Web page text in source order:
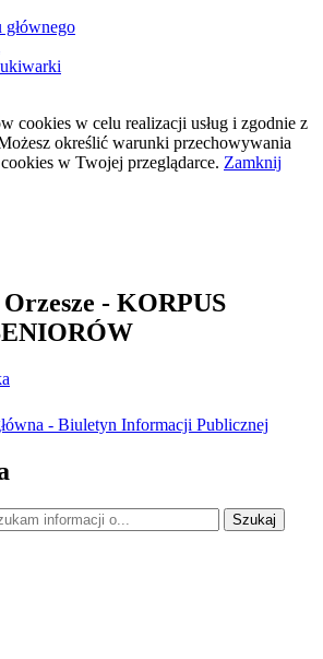
głównego
cookies w celu realizacji usług i zgodnie z
określić warunki przechowywania
cookies w Twojej przeglądarce. Zamknij
- KORPUS
- Biuletyn Informacji Publicznej
Szukaj